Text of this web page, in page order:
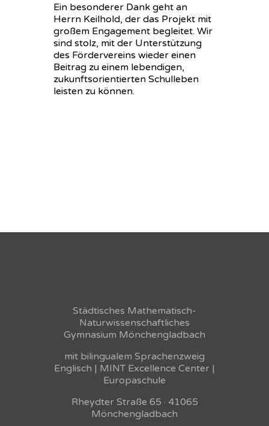
Ein besonderer Dank geht an
Herrn Keilhold, der das Projekt mit
großem Engagement begleitet. Wir
sind stolz, mit der Unterstützung
des Fördervereins wieder einen
Beitrag zu einem lebendigen,
zukunftsorientierten Schulleben
leisten zu können.
Städtisches Mathematisch-
Naturwissenschaftliches
Gymnasium Mönchengladbach
mit bilingualem Sprachenzweig
Englisch | MINT Excellence Center |
Europaschule
Rheydter Straße 65 · 41065
Mönchengladbach